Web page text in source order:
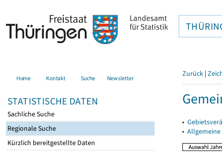
Home Kontakt Suche Newsletter
STATISTISCHE DATEN
Sachliche Suche
Regionale Suche
Kürzlich bereitgestellte Daten
Zurück |
▸
▸